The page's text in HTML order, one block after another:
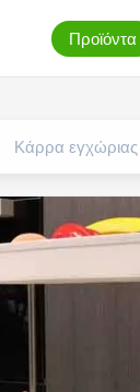
Προϊόντα
Κάρρα